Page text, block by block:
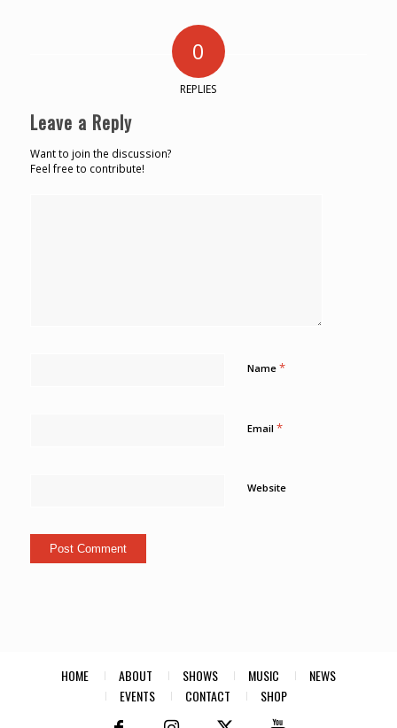
0
REPLIES
Leave a Reply
Want to join the discussion?
Feel free to contribute!
Name *
Email *
Website
HOME ABOUT SHOWS MUSIC
NEWS
EVENTS
CONTACT SHOP